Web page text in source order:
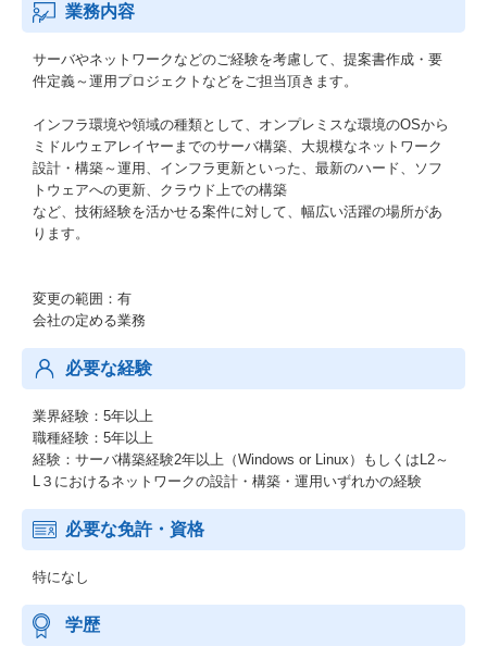
業務内容
サーバやネットワークなどのご経験を考慮して、提案書作成・要
件定義～運用プロジェクトなどをご担当頂きます。
インフラ環境や領域の種類として、オンプレミスな環境のOSから
ミドルウェアレイヤーまでのサーバ構築、大規模なネットワーク
設計・構築～運用、インフラ更新といった、最新のハード、ソフ
トウェアへの更新、クラウド上での構築
など、技術経験を活かせる案件に対して、幅広い活躍の場所があ
ります。
変更の範囲：有
会社の定める業務
必要な経験
業界経験：5年以上
職種経験：5年以上
経験：サーバ構築経験2年以上（Windows or Linux）もしくはL2～
L３におけるネットワークの設計・構築・運用いずれかの経験
必要な免許・資格
特になし
学歴